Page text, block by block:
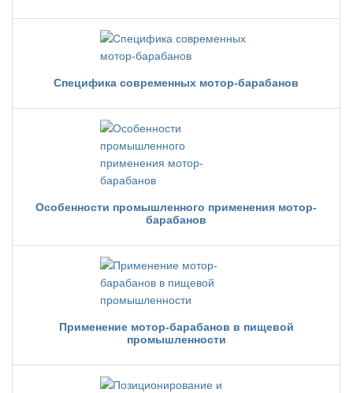
Специфика современных мотор-барабанов
Особенности промышленного применения мотор-
барабанов
Применение мотор-барабанов в пищевой
промышленности